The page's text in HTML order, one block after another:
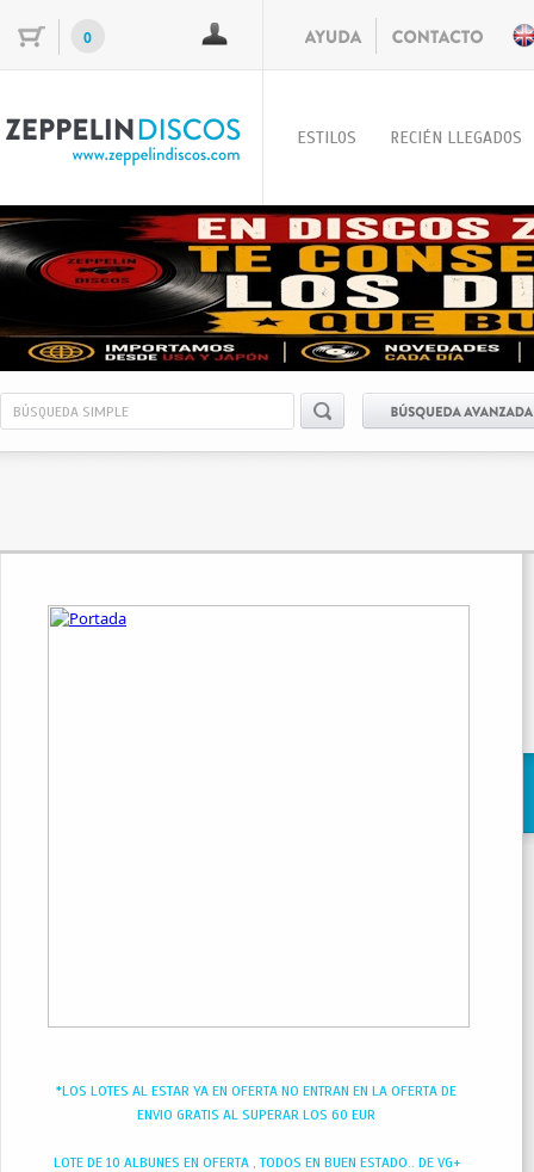
0
ESTILOS RECIÉN LLEGADOS
*LOS LOTES AL ESTAR YA EN OFERTA NO ENTRAN EN LA OFERTA DE
ENVIO GRATIS AL SUPERAR LOS 60 EUR
LOTE DE 10 ALBUNES EN OFERTA , TODOS EN BUEN ESTADO.. DE VG+